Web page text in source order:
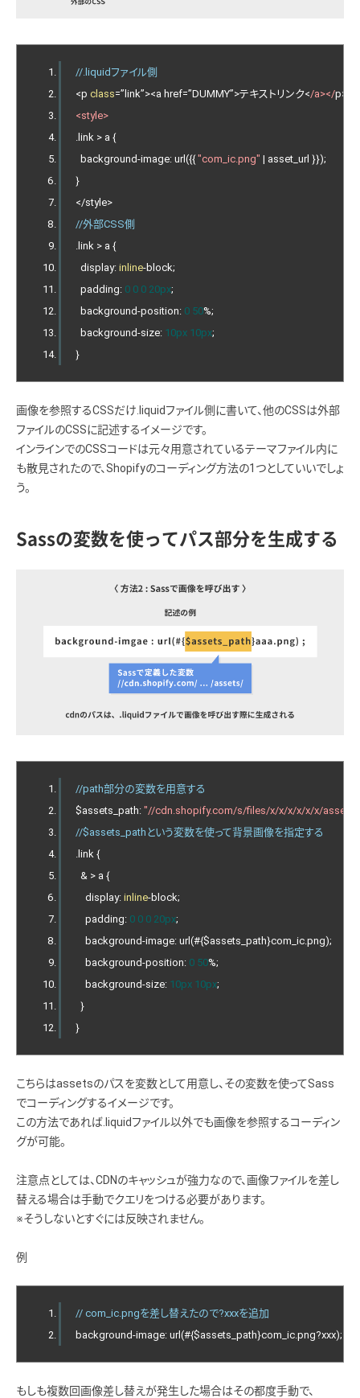
//.liquidファイル側
<p class=” link”><a href=”DUMMY”>テキストリンク</a></p>
<style>
. link > a {
  background
-image: url({{ "com_ic.png" | asset_url }});
}
</style>
//外部CSS側
. link > a {
  display
: inline-block;
  padding
: 0 0 0 20px;
  background
-position: 0 50%;
  background
-size: 10px 10px;
}
画像を参照するCSSだけ.liquidファイル側に書いて、他のCSSは外部
ファイルのCSSに記述するイメージです。
インラインでのCSSコードは元々用意されているテーマファイル内に
も散見されたので、Shopifyのコーディング方法の1つとしていいでしょ
う。
Sassの変数を使ってパス部分を生成する
//path部分の変数を用意する
$assets_path: "//cdn.shopify.com/s/files/x/x/x/x/x/x/
//$assets_pathという変数を使って背景画像を指定する
link {
& > a {
    display
: inline-block;
    padding
: 0 0 0 20px;
    background
-image: url(#{$assets_path}com_ic png);
    background
-position: 0 50%;
    background
-size: 10px 10px;
}
}
こちらはassetsのパスを変数として用意し、その変数を使ってSass
でコーディングするイメージです。
この方法であれば.liquidファイル以外でも画像を参照するコーディン
グが可能。
注意点としては、CDNのキャッシュが強力なので、画像ファイルを差し
替える場合は手動でクエリをつける必要があります。
※そうしないとすぐには反映されません。
例
// com_ic.pngを差し替えたので?xxxを追加
background-image: url(#{$assets_path}com_ic png?xxx);
もしも複数回画像差し替えが発生した場合はその都度手動で、